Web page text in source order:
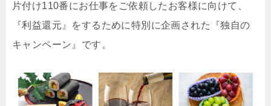
片付け110番にお仕事をご依頼したお客様に向けて、
『利益還元』をするために特別に企画された『独自の
キャンペーン』です。